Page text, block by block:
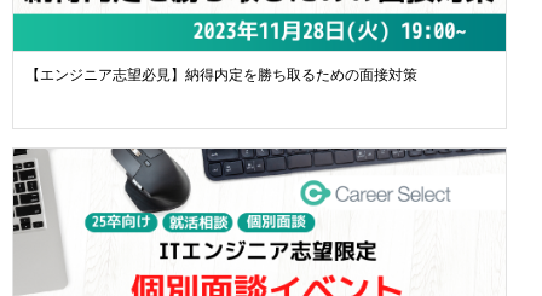
【エンジニア志望必見】納得内定を勝ち取るための面接対策